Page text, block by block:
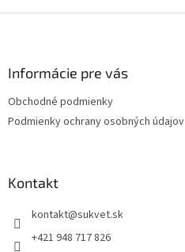
v
v
Informácie pre vás
Obchodné podmienky
Podmienky ochrany osobných údajov
Kontakt
kontakt@sukvet.sk
+421 948 717 826